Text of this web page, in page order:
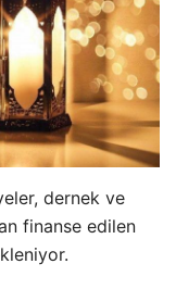
dernek ve
finanse edilen